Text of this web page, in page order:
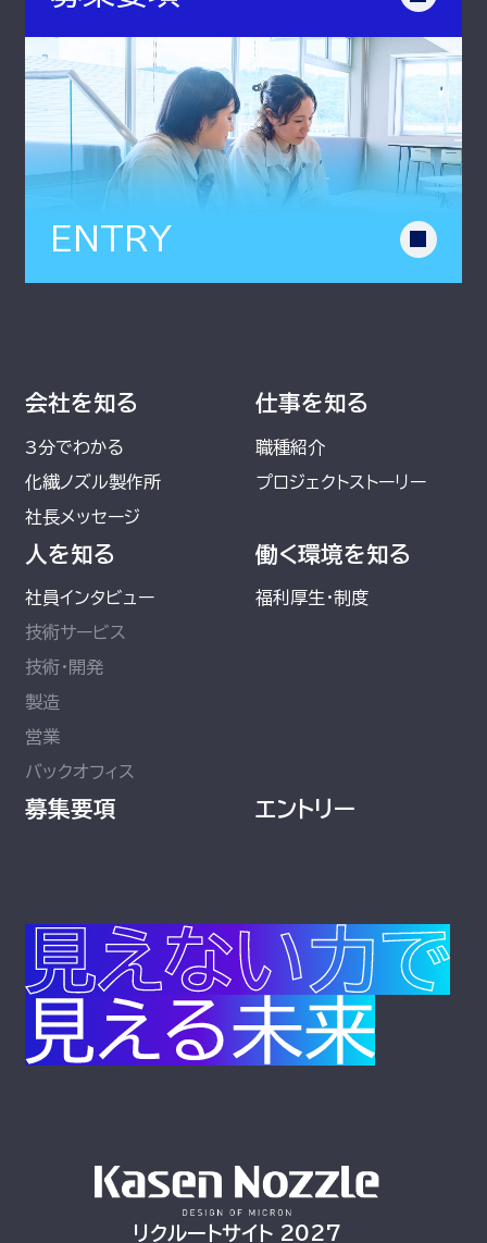
ENTRY
会社を知る
3分でわかる
化繊ノズル製作所
社長メッセージ
仕事を知る
職種紹介
プロジェクトストーリー
人を知る
社員インタビュー
技術サービス
技術・開発
製造
営業
バックオフィス
働く環境を知る
福利厚生・制度
募集要項 エントリー
リクルートサイト 2027